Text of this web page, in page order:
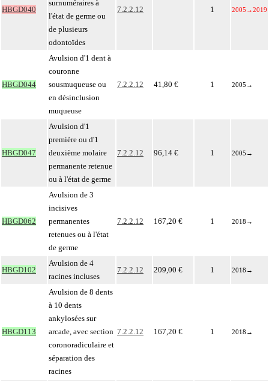
HBGD040
surnuméraires à
l'état de germe ou
de plusieurs
odontoïdes
7.2.2.12 1 2005 →2019
HBGD044
Avulsion d'1 dent à
couronne
sousmuqueuse ou
en désinclusion
muqueuse
7.2.2.12 41,80 € 1 2005 →
HBGD047
Avulsion d'1
première ou d'1
deuxième molaire
permanente retenue
ou à l'état de germe
7.2.2.12 96,14 € 1 2005 →
HBGD062
Avulsion de 3
incisives
permanentes
retenues ou à l'état
de germe
7.2.2.12 167,20 € 1 2018 →
HBGD102
Avulsion de 4
racines incluses
7.2.2.12 209,00 € 1 2018 →
HBGD113
Avulsion de 8 dents
à 10 dents
ankylosées sur
arcade, avec section
coronoradiculaire et
séparation des
racines
7.2.2.12 167,20 € 1 2018 →